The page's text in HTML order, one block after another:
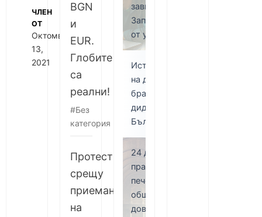
ЧЛЕН
ОТ
Октомври
13,
2021
BGN
и
EUR.
Глобите
са
реални!
Без
категория
Протест
срещу
приемане
на
завинаги?
Започвам
от утре!
Историята
на двама
братя
диджеи в
България
24 древни
правила, за
печелене на
общественото
доверие,